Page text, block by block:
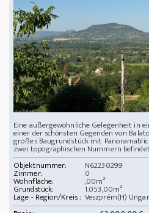
Eine außergewöhnliche Gelegenheit in
einer der schönsten Gegenden von
großes Baugrundstück mit
zwei topographischen Nummern
Objektnummer:
N62230299
Zimmer: 0
Wohnfläche: ,00m²
Grundstück: 1.053,00m²
Lage - Region/Kreis : Veszprém(H)